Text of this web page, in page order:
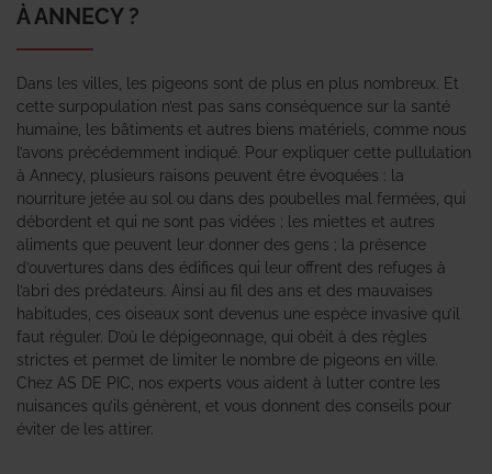
À ANNECY ?
Dans les villes, les pigeons sont de plus en plus nombreux. Et
cette surpopulation n’est pas sans conséquence sur la santé
humaine, les bâtiments et autres biens matériels, comme nous
l’avons précédemment indiqué. Pour expliquer cette pullulation
à Annecy, plusieurs raisons peuvent être évoquées : la
nourriture jetée au sol ou dans des poubelles mal fermées, qui
débordent et qui ne sont pas vidées ; les miettes et autres
aliments que peuvent leur donner des gens ; la présence
d’ouvertures dans des édifices qui leur offrent des refuges à
l’abri des prédateurs. Ainsi au fil des ans et des mauvaises
habitudes, ces oiseaux sont devenus une espèce invasive qu’il
faut réguler. D’où le dépigeonnage, qui obéit à des règles
strictes et permet de limiter le nombre de pigeons en ville.
Chez AS DE PIC, nos experts vous aident à lutter contre les
nuisances qu’ils génèrent, et vous donnent des conseils pour
éviter de les attirer.